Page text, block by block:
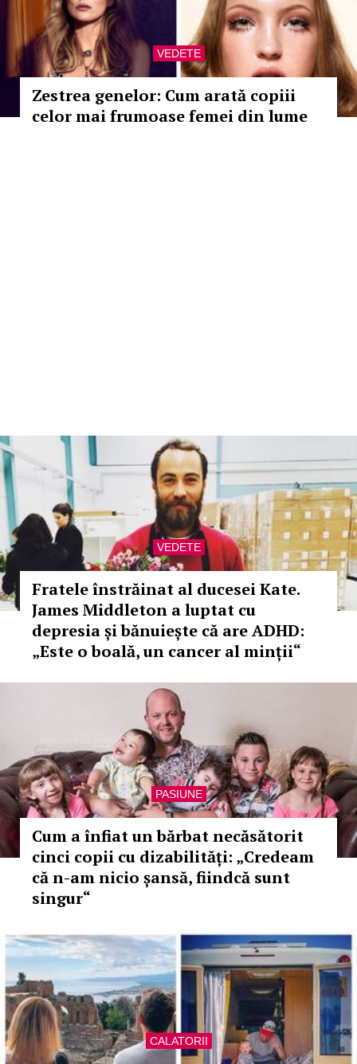
VEDETE
Zestrea genelor: Cum arată copiii
celor mai frumoase femei din lume
VEDETE
Fratele înstrăinat al ducesei Kate.
James Middleton a luptat cu
depresia și bănuiește că are ADHD:
„Este o boală, un cancer al minții“
PASIUNE
Cum a înfiat un bărbat necăsătorit
cinci copii cu dizabilități: „Credeam
că n-am nicio șansă, fiindcă sunt
singur“
CALATORII